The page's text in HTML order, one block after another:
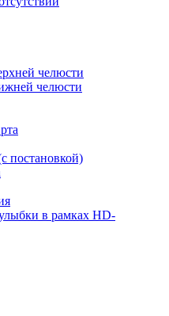
челюсти
челюсти
постановкой)
в рамках HD-